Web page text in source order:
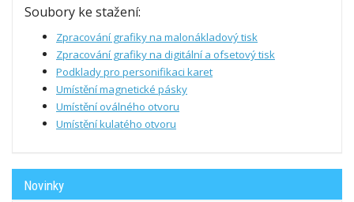
Soubory ke stažení:
Zpracování grafiky na malonákladový tisk
Zpracování grafiky na digitální a ofsetový tisk
Podklady pro personifikaci karet
Umístění magnetické pásky
Umístění oválného otvoru
Umístění kulatého otvoru
Novinky